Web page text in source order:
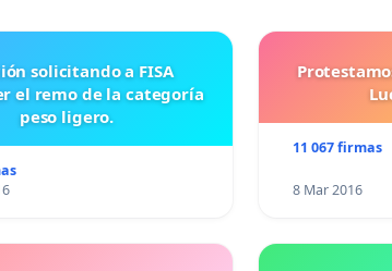
a FISA
el remo de la categoría
peso ligero.
11 067 firmas
8 Mar 2016